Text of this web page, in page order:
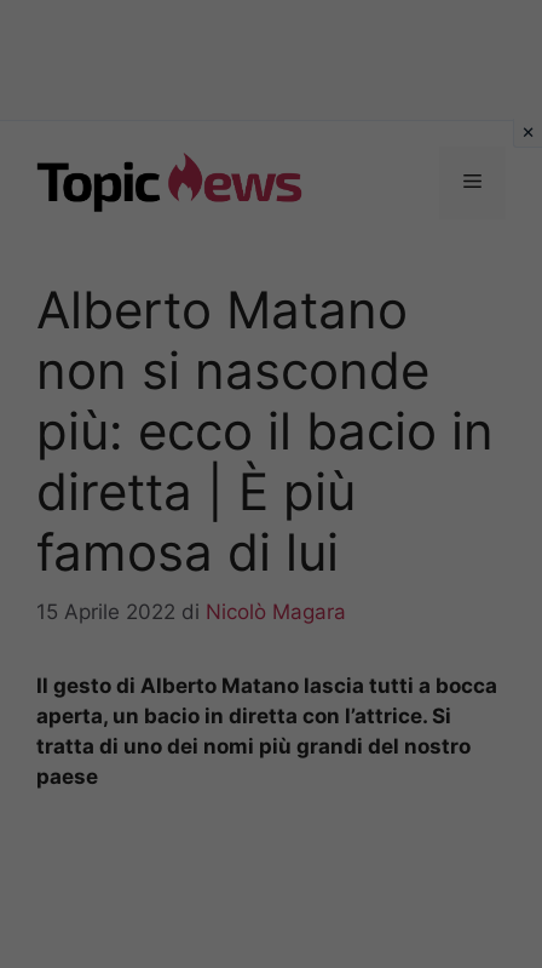
contenuto
Menu
Alberto Matano
non si nasconde
più: ecco il bacio in
diretta | È più
famosa di lui
15 Aprile 2022 di Nicolò Magara
Il gesto di Alberto Matano lascia tutti a bocca
aperta, un bacio in diretta con l’attrice. Si
tratta di uno dei nomi più grandi del nostro
paese